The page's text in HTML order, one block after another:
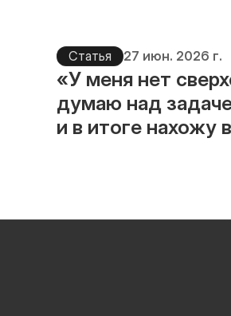
Статья 27 июн. 2026 г.
«У меня нет
думаю над
и в итоге нахожу